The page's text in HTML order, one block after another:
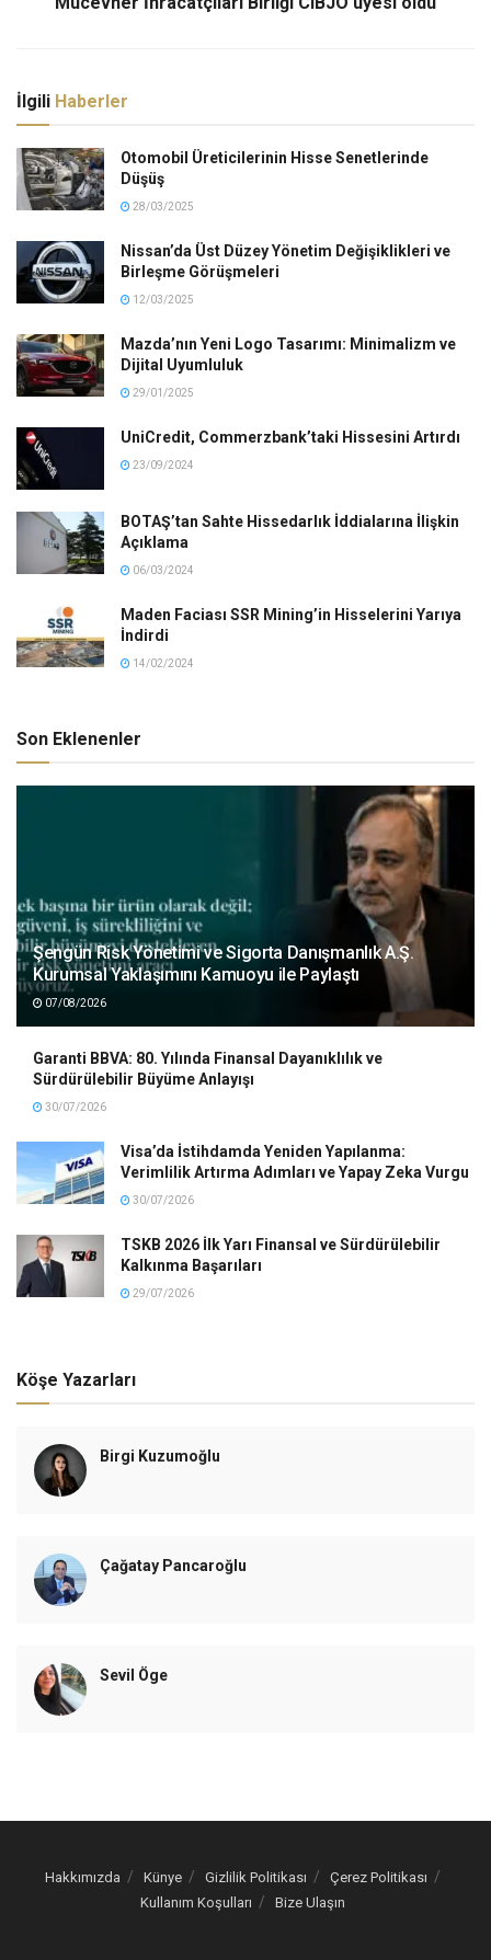
İlgili Haberler
Otomobil Üreticilerinin Hisse Senetlerinde
Düşüş
28/03/2025
Nissan’da Üst Düzey Yönetim Değişiklikleri ve
Birleşme Görüşmeleri
12/03/2025
Mazda’nın Yeni Logo Tasarımı: Minimalizm ve
Dijital Uyumluluk
29/01/2025
UniCredit, Commerzbank’taki Hissesini Artırdı
23/09/2024
BOTAŞ’tan Sahte Hissedarlık İddialarına İlişkin
Açıklama
06/03/2024
Maden Faciası SSR Mining’in Hisselerini Yarıya
İndirdi
14/02/2024
Son Eklenenler
Şengün Risk Yönetimi ve Sigorta Danışmanlık A.Ş.
Kurumsal Yaklaşımını Kamuoyu ile Paylaştı
07/08/2026
Garanti BBVA: 80. Yılında Finansal Dayanıklılık ve
Sürdürülebilir Büyüme Anlayışı
30/07/2026
Visa’da İstihdamda Yeniden Yapılanma:
Verimlilik Artırma Adımları ve Yapay Zeka Vurgu
30/07/2026
TSKB 2026 İlk Yarı Finansal ve Sürdürülebilir
Kalkınma Başarıları
29/07/2026
Köşe Yazarları
Birgi Kuzumoğlu
Çağatay Pancaroğlu
Sevil Öge
Hakkımızda Künye Gizlilik Politikası
Çerez Politikası
Kullanım Koşulları
Bize Ulaşın